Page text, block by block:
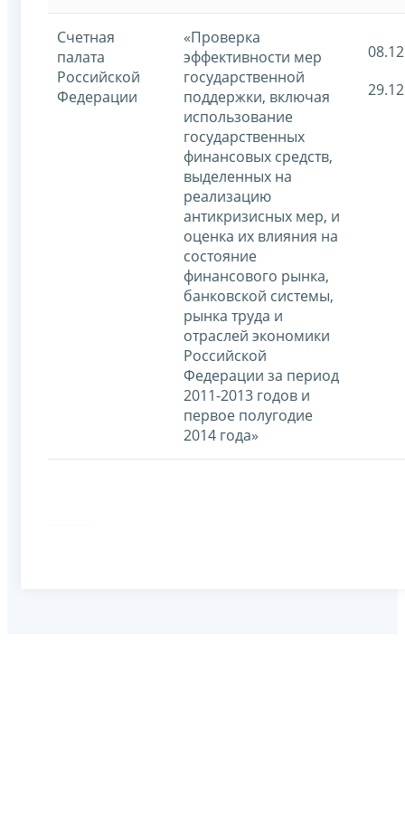
Счетная
палата
Российской
Федерации
«Проверка
эффективности мер
государственной
поддержки, включая
использование
государственных
финансовых средств,
выделенных на
реализацию
антикризисных мер, и
оценка их влияния на
состояние
финансового рынка,
банковской системы,
рынка труда и
отраслей экономики
Российской
Федерации за период
2011-2013 годов и
первое полугодие
2014 года»